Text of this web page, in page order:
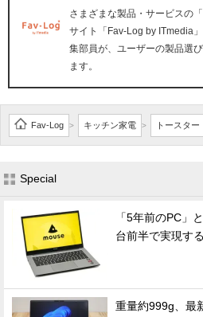
さまざまな製品・サービスの
サイト「Fav-Log by ITmedia
集部員が、ユーザーの製品選
ます。
Fav-Log > キッチン家電 > トースター
Special
「5年前のPC」
台前半で実現す
重量約999g、最